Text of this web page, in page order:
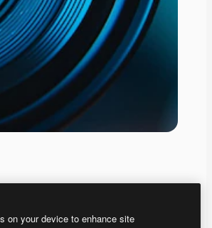
on your device to enhance site